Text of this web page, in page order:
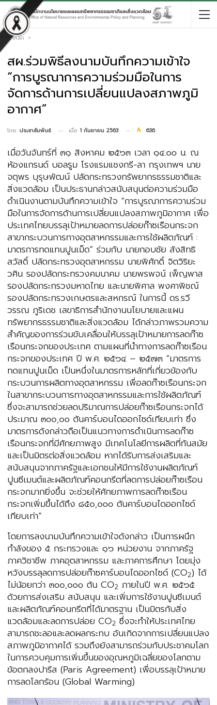
หน้าหลัก
สผ.ร่วมพิธีลงนามบันทึกความเข้าใจ
“การบูรณาการความร่วมมือในการ
จัดการด้านการเปลี่ยนแปลงสภาพภูมิ
อากาศ”
โดย ประชาสัมพันธ์ เมื่อ 1 กันยายน 2563 636
เมื่อวันจันทร์ที่ ๓๑ สิงหาคม ๒๕๖๓ เวลา ๑๔.๐๐ น. ณ
ห้องแกรนด์ บอลรูม โรงแรมแชงกรี-ลา กรุงเทพฯ นาย
จตุพร บุรุษพัฒน์ ปลัดกระทรวงทรัพยากรธรรมชาติและ
สิ่งแวดล้อม เป็นประธานกล่าวสนับสนุนต่อความร่วมมือ
ดำเนินงานตามบันทึกความเข้าใจ “การบูรณาการความร่วม
มือในการจัดการด้านการเปลี่ยนแปลงสภาพภูมิอากาศ เพื่อ
ประเทศไทยบรรลุเป้าหมายลดการปล่อยก๊าซเรือนกระจก
สาขากระบวนการทางอุตสาหกรรมและการใช้ผลิตภัณฑ์ :
มาตรการทดแทนปูนเม็ด” ร่วมกับ นายกอบชัย สังสิทธิ
สวัสดิ์ ปลัดกระทรวงอุตสาหกรรม นายพิศักดิ์ จิตวิริยะ
วศิน รองปลัดกระทรวงคมนาคม นายพรพจน์ เพ็ญพาส
รองปลัดกระทรวงมหาดไทย และนายพิศาล พงศาพิชณ์
รองปลัดกระทรวงเกษตรและสหกรณ์ ในการนี้ ดร.รวี
วรรณ ภูริเดช เลขาธิการสำนักงานนโยบายและแผน
ทรัพยากรธรรมชาติและสิ่งแวดล้อม ได้กล่าวภาพรวมความ
สำคัญของการร่วมขับเคลื่อนให้บรรลุเป้าหมายการลดก๊าซ
เรือนกระจกของประเทศ ตามแผนที่นำทางการลดก๊าซเรือน
กระจกของประเทศ ปี พ.ศ. ๒๕๖๔ – ๒๕๗๓ “มาตรการ
ทดแทนปูนเม็ด เป็นหนึ่งในมาตรการหลักที่เกี่ยวข้องกับ
กระบวนการผลิตทางอุตสาหกรรม เพื่อลดก๊าซเรือนกระจก
ในสาขากระบวนการทางอุตสาหกรรมและการใช้ผลิตภัณฑ์
ซึ่งจะสามารถช่วยลดปริมาณการปล่อยก๊าซเรือนกระจกได้
ประมาณ ๓๐๐,๐๐ ตันคาร์บอนไดออกไซด์เทียบเท่า ซึ่ง
มาตรการดังกล่าวถือเป็นแนวทางการดำเนินการลดก๊าซ
เรือนกระจกที่มีศักยภาพสูง มีเทคโนโลยีการผลิตที่ทันสมัย
และเป็นมิตรต่อสิ่งแวดล้อม หากได้รับการส่งเสริมและ
สนับสนุนจากภาครัฐและเอกชนให้มีการใช้งานผลิตภัณฑ์
ปูนซีเมนต์และผลิตภัณฑ์คอนกรีตที่ลดการปล่อยก๊าซเรือน
กระจกมากยิ่งขึ้น จะช่วยให้ศักยภาพการลดก๊าซเรือน
กระจกเพิ่มขึ้นได้ถึง ๘๕๐,๐๐๐ ตันคาร์บอนไดออกไซด์
เทียบเท่า”
โดยการลงนามบันทึกความเข้าใจดังกล่าว เป็นการผนึก
กำลังของ ๕ กระทรวงและ ๑๖ หน่วยงาน จากภาครัฐ
ภาควิชาชีพ ภาคอุตสาหกรรม และภาคการศึกษา โดยมุ่ง
หวังบรรลุลดการปล่อยก๊าซคาร์บอนไดออกไซด์ (CO2) ได้
ไม่น้อยกว่า ๓๐๐,๐๐๐ ตัน CO2 ภายในปี พ.ศ. ๒๕๖๕
ด้วยการส่งเสริม สนับสนุน และเพิ่มการใช้งานปูนซีเมนต์
และผลิตภัณฑ์คอนกรีตที่ได้มาตรฐาน เป็นมิตรกับสิ่ง
แวดล้อมและลดการปล่อย CO2 ซึ่งจะทำให้ประเทศไทย
สามารถชะลอและลดผลกระทบ อันเกิดจากการเปลี่ยนแปลง
สภาพภูมิอากาศได้ รวมถึงยังสามารถร่วมกับประชาคมโลก
ในการควบคุมการเพิ่มขึ้นของอุณหภูมิเฉลี่ยของโลกตาม
ข้อตกลงปารีส (Paris Agreement) เพื่อบรรลุเป้าหมาย
การลดโลกร้อน (Global Warming)